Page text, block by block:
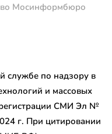
Мосинформбюро
службе по надзору в
и массовых
СМИ Эл №
г. При цитировании